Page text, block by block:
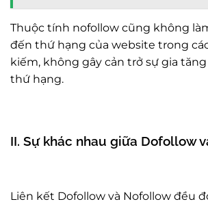
Thuộc tính nofollow cũng không
đến thứ hạng của website trong
kiếm, không gây cản trở sự gia
thứ hạng.
II. Sự khác nhau giữa Dofollow
Liên kết Dofollow và Nofollow đều